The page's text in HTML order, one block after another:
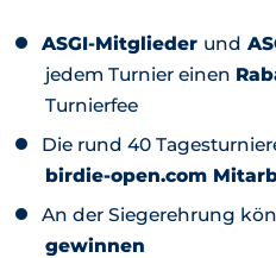
ASGI-Mitglieder und
jedem Turnier einen
Turnierfee
Die rund 40
birdie-open.com
An der Siegerehrung
gewinnen